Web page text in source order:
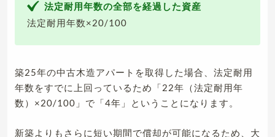
法定耐用年数の全部を経過した資産
法定耐用年数×20/100
築25年の中古木造アパートを取得した場合、法定耐用
年数をすでに上回っているため「22年（法定耐用年
数）×20/100」で「4年」ということになります。
新築よりもさらに短い期間で償却が可能になるため、大